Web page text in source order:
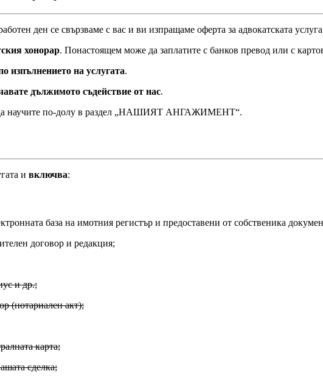
ден се свързваме с вас и ви изпращаме оферта за адвокатската
хонорар. Понастоящем може да заплатите с банков превод или с
изпълнението на услугата.
дължимото съдействие от нас.
да научите по-долу в раздел „НАШИЯТ АНГАЖИМЕНТ“.
и включва:
база на имотния регистър и предоставени от собственика
договор и редакция;
и др.;
(нотариален акт);
карта;
сделка;